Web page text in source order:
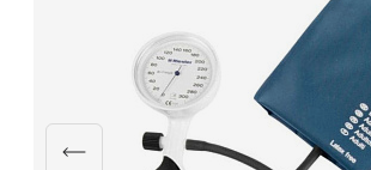
наборы отоскопов и
наборы de luxe
наборы e-scope
наборы Econom